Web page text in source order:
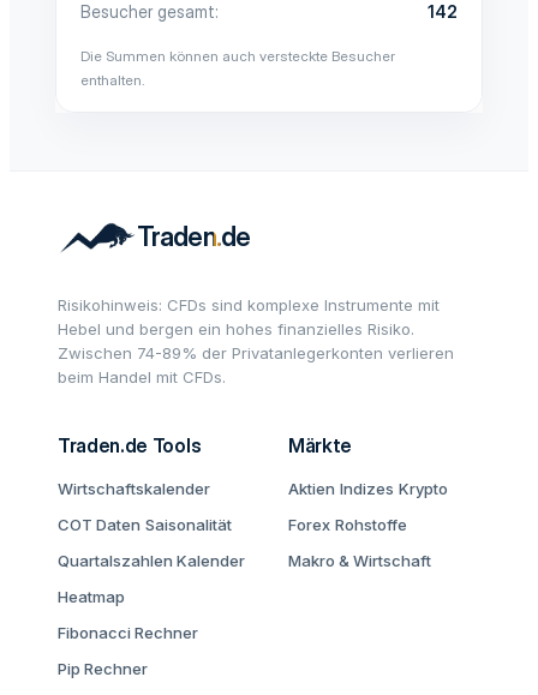
Besucher gesamt
142
Die Summen können auch versteckte Besucher
enthalten.
Risikohinweis: CFDs sind komplexe Instrumente mit
Hebel und bergen ein hohes finanzielles Risiko.
Zwischen 74-89% der Privatanlegerkonten verlieren
beim Handel mit CFDs.
Traden.de Tools
Wirtschaftskalender
COT Daten Saisonalität
Quartalszahlen Kalender
Heatmap
Fibonacci Rechner
Pip Rechner
Märkte
Aktien Indizes Krypto
Forex Rohstoffe
Makro & Wirtschaft